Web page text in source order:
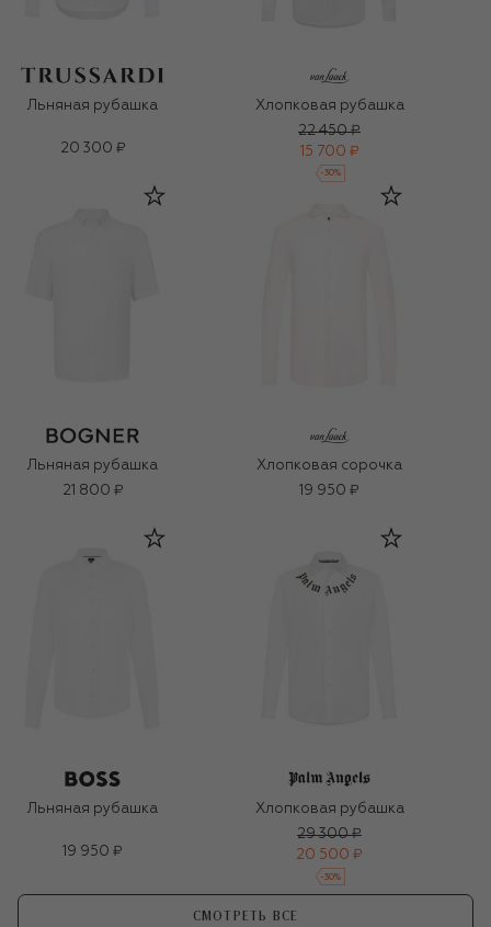
Льняная рубашка
20 300 ₽
Хлопковая рубашка
22 450 ₽
15 700 ₽
-30%
Льняная рубашка
21 800 ₽
Хлопковая сорочка
19 950 ₽
Льняная рубашка
19 950 ₽
Хлопковая рубашка
29 300 ₽
20 500 ₽
-30%
СМОТРЕТЬ ВСЕ